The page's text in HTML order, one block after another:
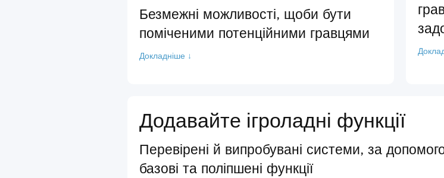
Безмежні можливості, щоби бути
поміченими потенційними гравцями
Докладніше ↓
Додавайте ігроладні функції
Перевірені й випробувані системи, за
базові та поліпшені функції